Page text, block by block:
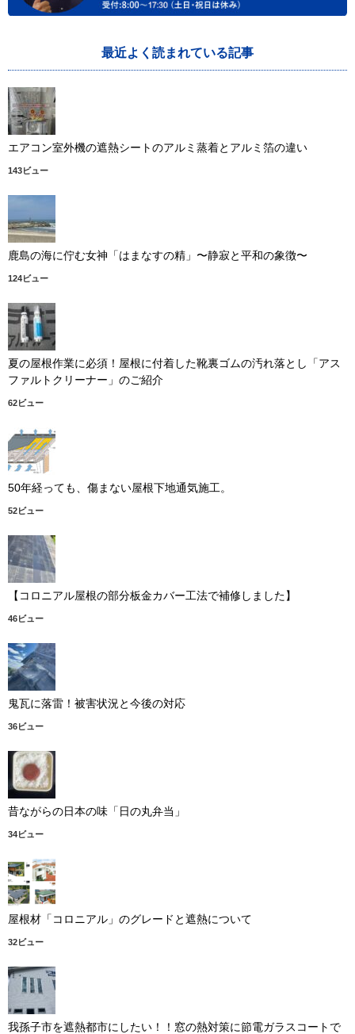
最近よく読まれている記事
エアコン室外機の遮熱シートのアルミ蒸着とアルミ箔の違い
143ビュー
鹿島の海に佇む女神「はまなすの精」〜静寂と平和の象徴〜
124ビュー
夏の屋根作業に必須！屋根に付着した靴裏ゴムの汚れ落とし「アス
ファルトクリーナー」のご紹介
62ビュー
50年経っても、傷まない屋根下地通気施工。
52ビュー
【コロニアル屋根の部分板金カバー工法で補修しました】
46ビュー
鬼瓦に落雷！被害状況と今後の対応
36ビュー
昔ながらの日本の味「日の丸弁当」
34ビュー
屋根材「コロニアル」のグレードと遮熱について
32ビュー
我孫子市を遮熱都市にしたい！！窓の熱対策に節電ガラスコートで